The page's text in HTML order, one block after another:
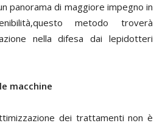
panorama di maggiore impegno in
metodo troverà
nella difesa dai lepidotteri
macchine
dei trattamenti non è